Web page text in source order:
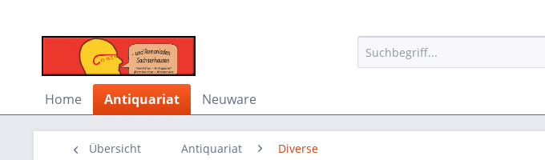
Home Antiquariat Neuware
Übersicht Antiquariat Diverse